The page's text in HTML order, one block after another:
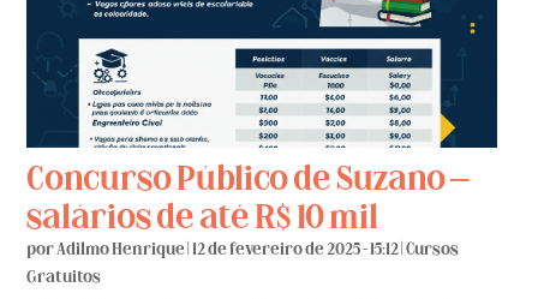
Concurso Público de Suzano –
salários de até R$ 10 mil
porAdilmo Henrique 12 de fevereiro de 2025 - 15:12 |Cursos
Gratuitos